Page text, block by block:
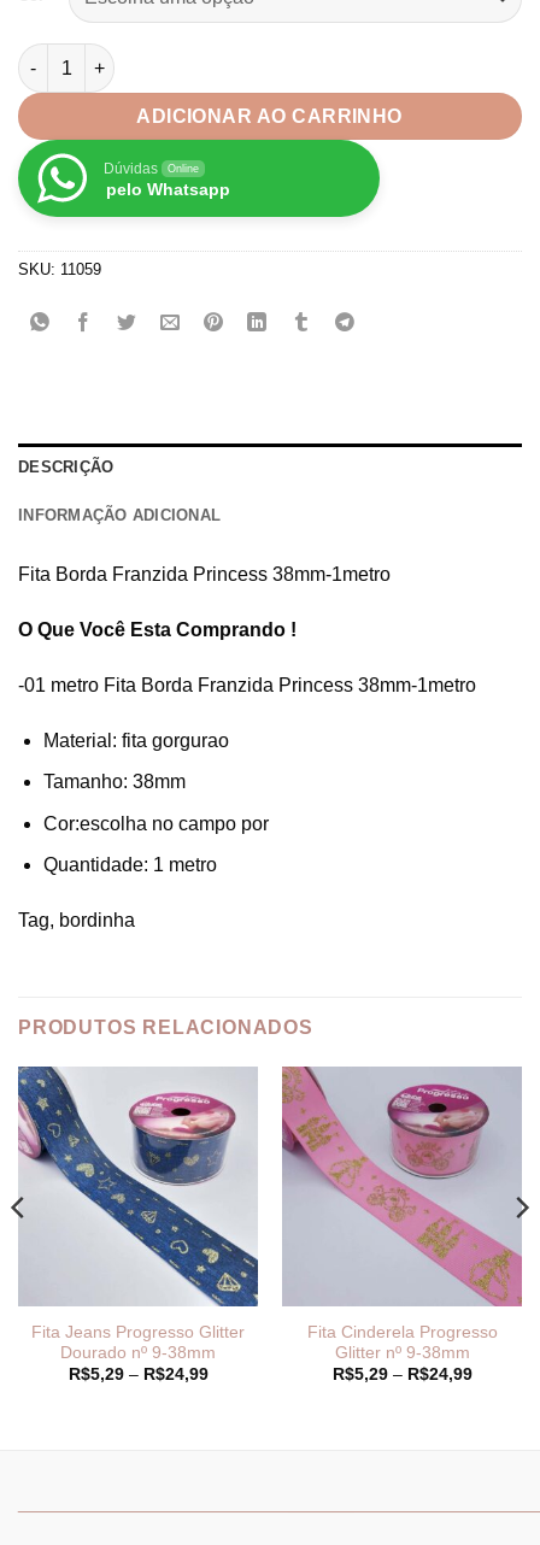
Fita Borda Franzida Princess 38mm-1metro quantidade
ADICIONAR AO CARRINHO
Dúvidas Online
pelo Whatsapp
SKU: 11059
DESCRIÇÃO
INFORMAÇÃO ADICIONAL
Fita Borda Franzida Princess 38mm-1metro
O Que Você Esta Comprando !
-01 metro Fita Borda Franzida Princess 38mm-1metro
Material: fita gorgurao
Tamanho: 38mm
Cor:escolha no campo por
Quantidade: 1 metro
Tag, bordinha
PRODUTOS RELACIONADOS
Fita Jeans Progresso Glitter
Dourado nº 9-38mm
R$5,29 – R$24,99Faixa
Fita Cinderela Progresso
Glitter nº 9-38mm
R$5,29 – R$24,99Faixa